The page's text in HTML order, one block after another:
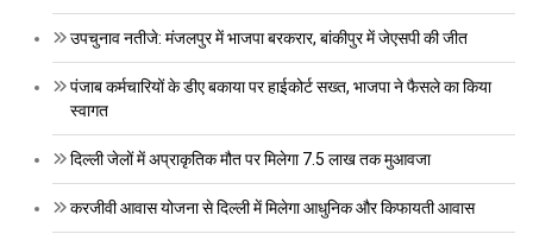
उपचुनाव नतीजे: मंजलपुर में भाजपा बरकरार, बांकीपुर में जेएसपी की जीत
पंजाब कर्मचारियों के डीए बकाया पर हाईकोर्ट सख्त, भाजपा ने फैसले का किया
स्वागत
दिल्ली जेलों में अप्राकृतिक मौत पर मिलेगा 7.5 लाख तक मुआवजा
करजीवी आवास योजना से दिल्ली में मिलेगा आधुनिक और किफायती आवास